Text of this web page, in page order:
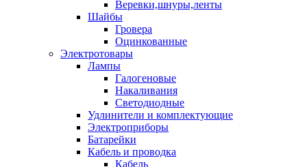
Веревки,шнуры,ленты
Шайбы
Гровера
Оцинкованные
Электротовары
Лампы
Галогеновые
Накаливания
Светодиодные
Удлинители и комплектующие
Электроприборы
Батарейки
Кабель и проводка
Кабель